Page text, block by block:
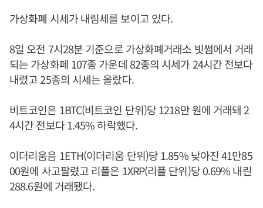
가상화폐 시세가 내림세를 보이고 있다.
8일 오전 7시28분 기준으로 가상화폐거래소 빗썸에서 거래
되는 가상화페 107종 가운데 82종의 시세가 24시간 전보다
내렸고 25종의 시세는 올랐다.
비트코인은 1BTC(비트코인 단위)당 1218만 원에 거래돼 2
4시간 전보다 1.45% 하락했다.
이더리움음 1ETH(이더리움 단위)당 1.85% 낮아진 41만85
00원에 사고팔렸고 리플은 1XRP(리플 단위)당 0.69% 내린
288.6원에 거래됐다.